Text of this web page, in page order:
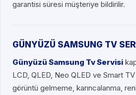
garantisi süresi müşteriye bildirilir.
GÜNYÜZÜ SAMSUNG TV
Günyüzü Samsung Tv Servisi
LCD, QLED, Neo QLED ve Smart
görüntü gelmeme, karıncalanma,